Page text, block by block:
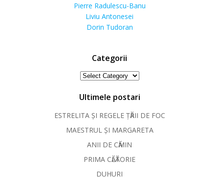
Pierre Radulescu-Banu
Liviu Antonesei
Dorin Tudoran
Categorii
Categorii
Ultimele postari
ESTRELITA ȘI REGELE ȚӐRII DE FOC
MAESTRUL ȘI MARGARETA
ANII DE CӐMIN
PRIMA CӐLӐTORIE
DUHURI